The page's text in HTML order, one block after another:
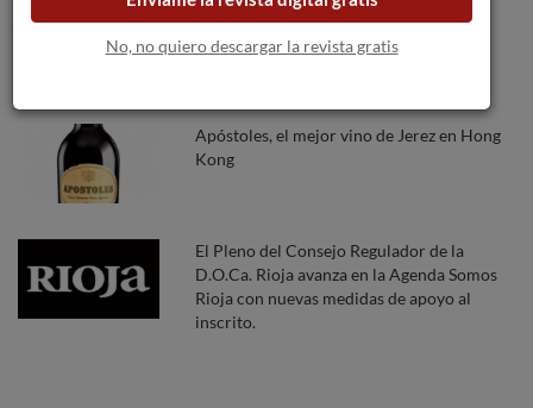
La Cava Academy estrecha lazos con la
WSET en un programa completo para
Apóstoles, el mejor vino de Jerez en Hong
Kong
El Pleno del Consejo Regulador de la
D.O.Ca. Rioja avanza en la Agenda Somos
Rioja con nuevas medidas de apoyo al
inscrito.
No, no quiero descargar la revista gratis